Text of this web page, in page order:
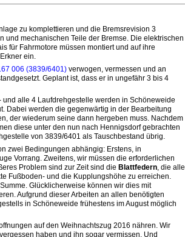
zu komplettieren und die Bremsrevision 3
und mechanischen Teile der Bremse. Die elektrischen
für Fahrmotore müssen montiert und auf ihre
ein.
006 (3839/6401) verwogen, vermessen und an
Geplant ist, dass er in ungefähr 3 bis 4
und alle 4 Laufdrehgestelle werden in Schöneweide
Dabei werden die gegenwärtig in der Bearbeitung
der wiederum seine dann hergeben muss. Nachdem
diese unter den nun nach Hennigsdorf gebrachten
von 3839/6401 als Tauschbestand übrig.
zwei Bedingungen abhängig: Erstens, in
Vorrang. Zweitens, wir müssen die erforderlichen
Problem sind zur Zeit sind die Blattfedern, die alle
Fußboden- und die Kupplungshöhe zu erreichen.
Glücklicherweise können wir dies mit
Aufgrund dieser Arbeiten an allen benötigten
in Schöneweide frühestens im August möglich
auf den Weihnachtszug 2016 nähren. Wir
haben und ihn sogar vermissen. Und